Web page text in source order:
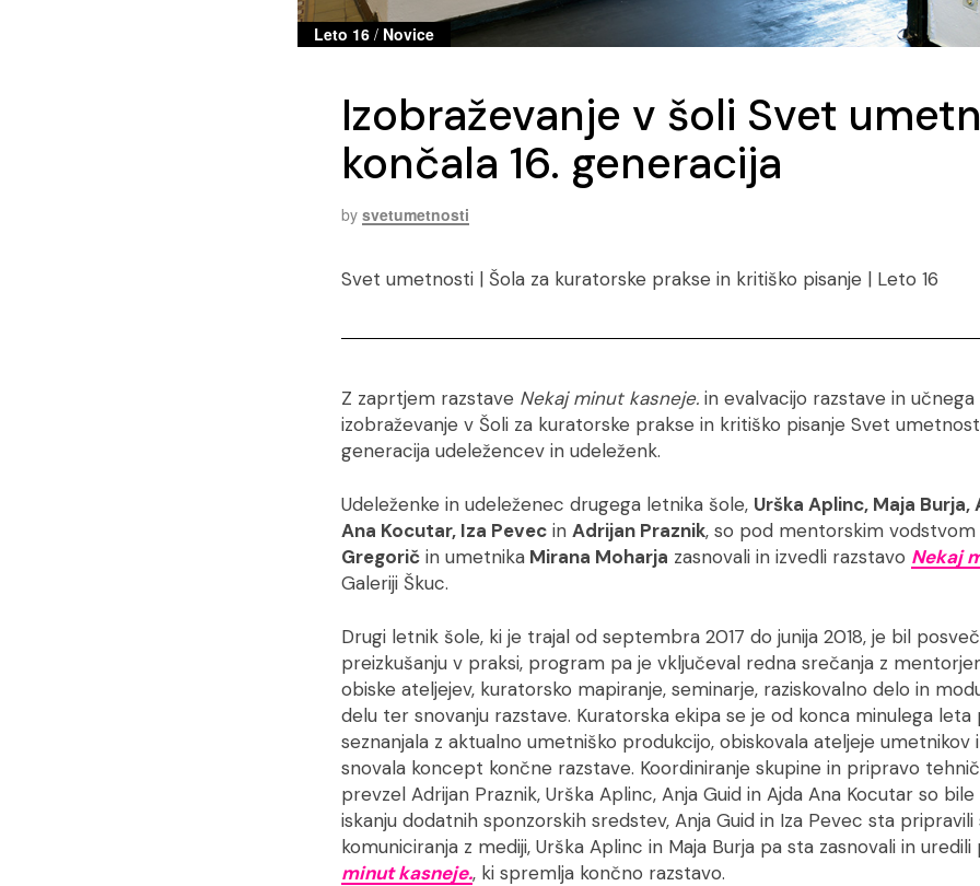
Leto 16 / Novice
Izobraževanje v šoli Svet
končala 16. generacija
by svetumetnosti
Svet umetnosti | Šola za kuratorske prakse in kritiško pisanje | Leto 16
Z zaprtjem razstave Nekaj minut kasneje. in evalvacijo razstave in
izobraževanje v Šoli za kuratorske prakse in kritiško pisanje Svet
generacija udeležencev in udeleženk.
Udeleženke in udeleženec drugega letnika šole, Urška Aplinc, Maja Burja,
Ana Kocutar, Iza Pevec in Adrijan Praznik, so pod mentorskim
Gregorič in umetnika Mirana Moharja zasnovali in izvedli razstavo Nekaj
Galeriji Škuc.
Drugi letnik šole, ki je trajal od septembra 2017 do junija 2018, je bil
preizkušanju v praksi, program pa je vključeval redna srečanja z
obiske ateljejev, kuratorsko mapiranje, seminarje, raziskovalno delo in
delu ter snovanju razstave. Kuratorska ekipa se je od konca minulega
seznanjala z aktualno umetniško produkcijo, obiskovala ateljeje
snovala koncept končne razstave. Koordiniranje skupine in pripravo
prevzel Adrijan Praznik, Urška Aplinc, Anja Guid in Ajda Ana Kocutar so
iskanju dodatnih sponzorskih sredstev, Anja Guid in Iza Pevec sta
komuniciranja z mediji, Urška Aplinc in Maja Burja pa sta zasnovali in
minut kasneje., ki spremlja končno razstavo.